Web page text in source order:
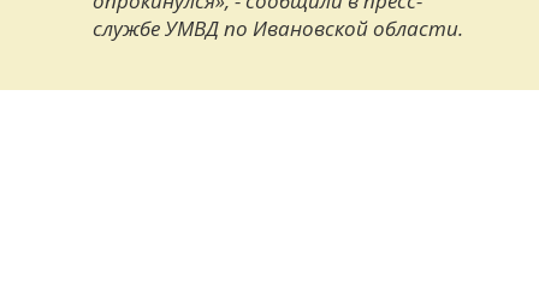
службе УМВД по Ивановской области.